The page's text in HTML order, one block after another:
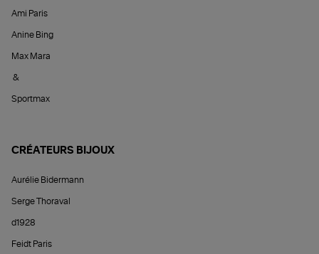
Ami Paris
Anine Bing
Max Mara
&
Sportmax
CRÉATEURS BIJOUX
Aurélie Bidermann
Serge Thoraval
d1928
Feidt Paris